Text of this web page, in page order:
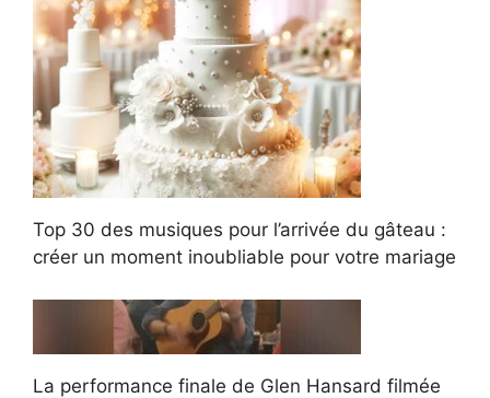
Top 30 des musiques pour l’arrivée du gâteau :
créer un moment inoubliable pour votre mariage
La performance finale de Glen Hansard filmée